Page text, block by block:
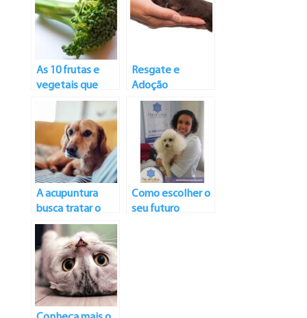
As 10 frutas e
vegetais que
ajudam na
nutrição dos cães
Resgate e
Adoção
Responsável
A acupuntura
busca tratar o
paciente como
um todo e não
como um ser
dividido em
pedacinhos
Como escolher o
seu futuro